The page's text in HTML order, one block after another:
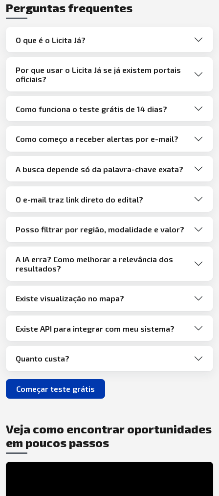
Perguntas frequentes
O que é o Licita Já?
Por que usar o Licita Já se já existem portais
oficiais?
Como funciona o teste grátis de 14 dias?
Como começo a receber alertas por e-mail?
A busca depende só da palavra-chave exata?
O e-mail traz link direto do edital?
Posso filtrar por região, modalidade e valor?
A IA erra? Como melhorar a relevância dos
resultados?
Existe visualização no mapa?
Existe API para integrar com meu sistema?
Quanto custa?
Começar teste grátis
Veja como encontrar oportunidades
em poucos passos